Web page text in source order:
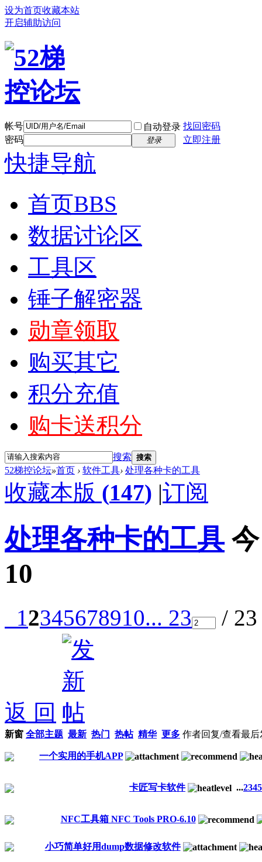
设为首页收藏本站
开启辅助访问
帐号 自动登录 找回密码
密码
登录 立即注册
快捷导航
首页BBS
数据讨论区
工具区
锤子解密器
勋章领取
购买其它
积分充值
购卡送积分
搜索 搜索
52梯控论坛»首页 › 软件工具› 处理各种卡的工具
收藏本版 (147) |订阅
处理各种卡的工具
10
12345678910... 23 /
返 回
新窗 全部主题 最新 热门 热帖 精华 更多 作者回复/查看最后
一个实用的手机APP
卡匠写卡软件 ...2345
NFC工具箱 NFC Tools PRO-6.10
小巧简单好用dump数据修改软件